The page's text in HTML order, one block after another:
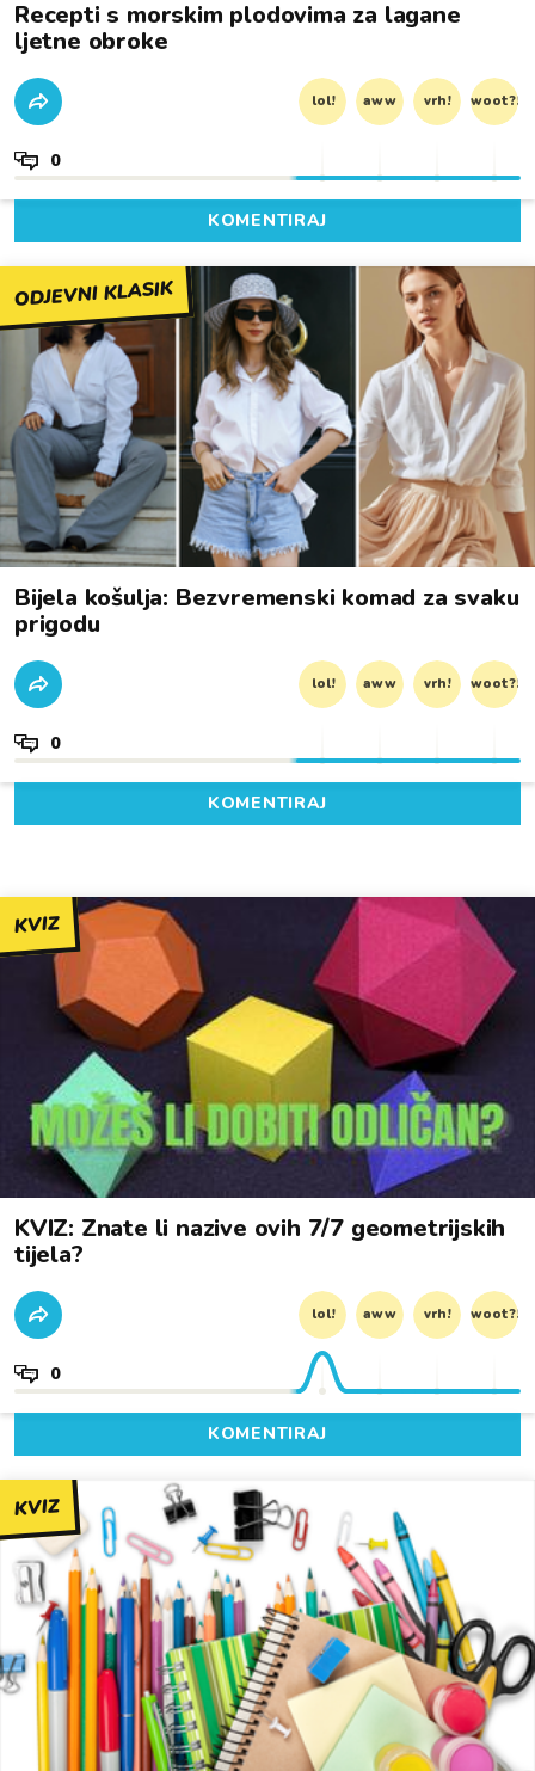
Recepti s morskim plodovima za lagane
ljetne obroke
lol! aww vrh! woot?!
0
KOMENTIRAJ
ODJEVNI KLASIK
Bijela košulja: Bezvremenski komad za svaku
prigodu
lol! aww vrh! woot?!
0
KOMENTIRAJ
KVIZ
KVIZ: Znate li nazive ovih 7/7 geometrijskih
tijela?
lol! aww vrh! woot?!
0
KOMENTIRAJ
KVIZ